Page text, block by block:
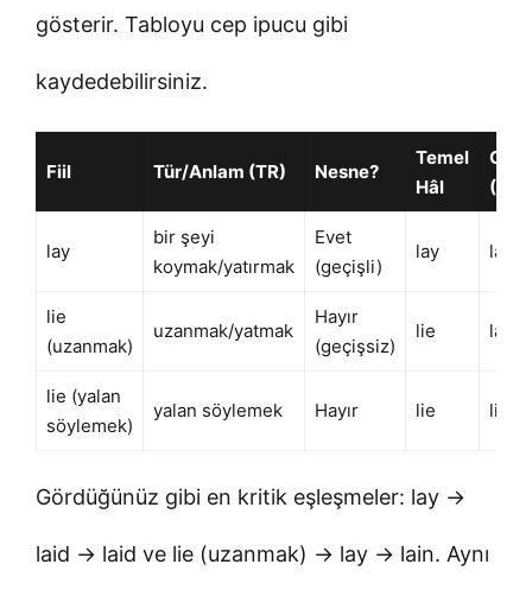
gösterir. Tabloyu cep ipucu gibi
kaydedebilirsiniz.
Fiil Tür/Anlam (TR) Nesne?
Temel
Hâl
(V2)
lay
bir şeyi
koymak/yatırmak
Evet
(geçişli)
lay laid
lie
(uzanmak)
uzanmak/yatmak
Hayır
(geçişsiz)
lie lay
lie (yalan
söylemek)
yalan söylemek Hayır lie lied
Gördüğünüz gibi en kritik eşleşmeler: lay →
laid → laid ve lie (uzanmak) → lay → lain. Aynı